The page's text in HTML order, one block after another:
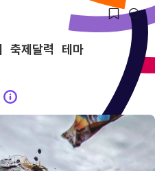
축제달력 테마